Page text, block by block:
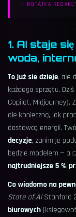
— NOTATKA
1. AI staje
woda,
To już się dzieje, ale
każdego sprzętu.
Copilot, Midjourney).
ale konieczną, jak
dostawcą energii.
decyzje, zanim je
będzie modelem — a
najtrudniejsze 5 %
Co wiadomo na
State of AIStanford
biurowych